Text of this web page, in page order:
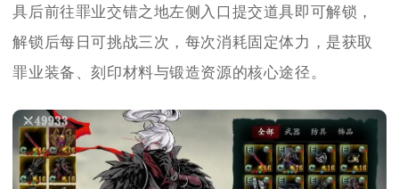
具后前往罪业交错之地左侧入口提交道具即可解锁，
解锁后每日可挑战三次，每次消耗固定体力，是获取
罪业装备、刻印材料与锻造资源的核心途径。